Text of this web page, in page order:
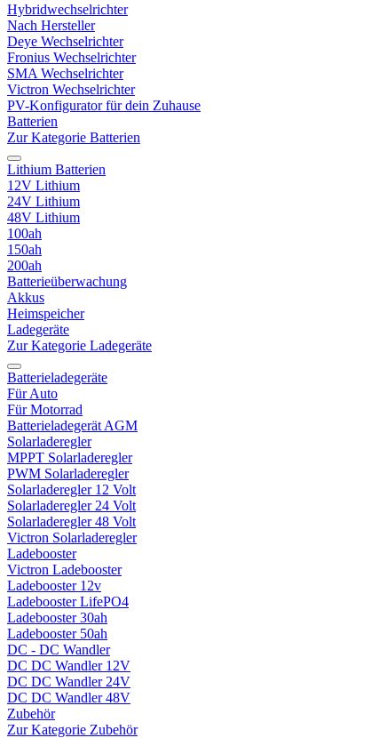
Hybridwechselrichter
Nach Hersteller
Deye Wechselrichter
Fronius Wechselrichter
SMA Wechselrichter
Victron Wechselrichter
PV-Konfigurator für dein Zuhause
Batterien
Zur Kategorie Batterien
Lithium Batterien
12V Lithium
24V Lithium
48V Lithium
100ah
150ah
200ah
Batterieüberwachung
Akkus
Heimspeicher
Ladegeräte
Zur Kategorie Ladegeräte
Batterieladegeräte
Für Auto
Für Motorrad
Batterieladegerät AGM
Solarladeregler
MPPT Solarladeregler
PWM Solarladeregler
Solarladeregler 12 Volt
Solarladeregler 24 Volt
Solarladeregler 48 Volt
Victron Solarladeregler
Ladebooster
Victron Ladebooster
Ladebooster 12v
Ladebooster LifePO4
Ladebooster 30ah
Ladebooster 50ah
DC - DC Wandler
DC DC Wandler 12V
DC DC Wandler 24V
DC DC Wandler 48V
Zubehör
Zur Kategorie Zubehör